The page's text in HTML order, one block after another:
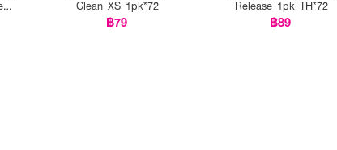
Clean XS 1pk*72
฿79
Release 1pk TH*72
฿89